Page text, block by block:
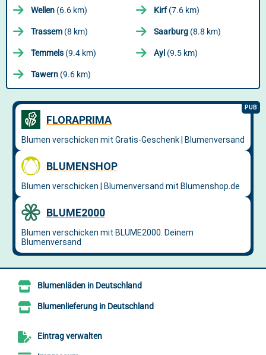
Wellen (6.6 km) Kirf(7.6 km)
Trassem (8 km) Saarburg (8.8 km)
Temmels (9.4 km) Ayl (9.5 km)
Tawern (9.6 km)
Blumenläden in Deutschland
Blumenlieferung in Deutschland
Eintrag verwalten